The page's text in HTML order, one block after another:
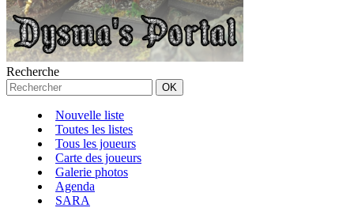
Recherche
Nouvelle liste
Toutes les listes
Tous les joueurs
Carte des joueurs
Galerie photos
Agenda
SARA